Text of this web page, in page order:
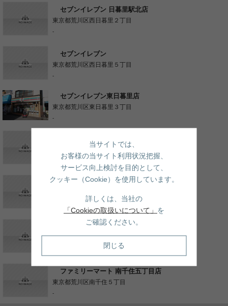
セブンイレブン 日暮里駅北店
東京都荒川区西日暮里２丁目
-
セブンイレブン
東京都荒川区西日暮里５丁目
-
セブンイレブン東日暮里店
東京都荒川区東日暮里３丁目
-
東京都荒川区東日暮里４丁目
セブンイレブン 荒川町屋1丁目店
東京都荒川区町屋１丁目
セブンイレブン 荒川町屋2丁目店
東京都荒川区町屋２丁目
ファミリーマート 南千住五丁目店
東京都荒川区南千住５丁目
-
当サイトでは、
お客様の当サイト利用状況把握、
サービス向上検討を目的として、
クッキー（Cookie）を使用しています。
詳しくは、当社の
「Cookieの取扱いについて」 を
ご確認ください。
閉じる